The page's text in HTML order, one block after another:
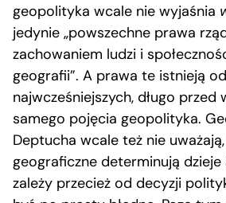
geopolityka wcale nie wyjaśnia
jedynie „powszechne prawa
zachowaniem ludzi i
geografii”. A prawa te istnieją
najwcześniejszych, długo przed
samego pojęcia geopolityka.
Deptucha wcale też nie
geograficzne determinują
zależy przecież od decyzji